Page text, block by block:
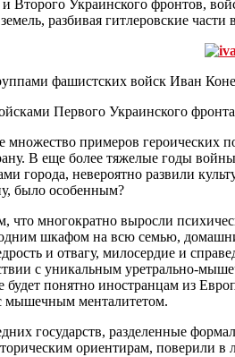
Второго Украинского фронтов,
разбивая гитлеровские
фашистских войск Иван
Первого Украинского
множество примеров
В еще более тяжелые годы
города, невероятно развили
было особенным?
что многократно выросли
шкафом на всю семью,
и отвагу, милосердие и
с уникальным уретрально-
понятно иностранцам из
мышечным менталитетом.
государств, разделенные
ориентирам, поверили